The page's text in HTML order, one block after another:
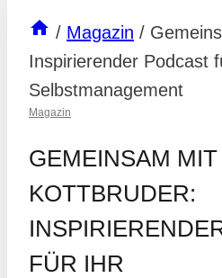
/ Magazin /
Inspirierender Podcast
Selbstmanagement
Magazin
GEMEINSAM MIT
KOTTBRUDER:
FÜR IHR